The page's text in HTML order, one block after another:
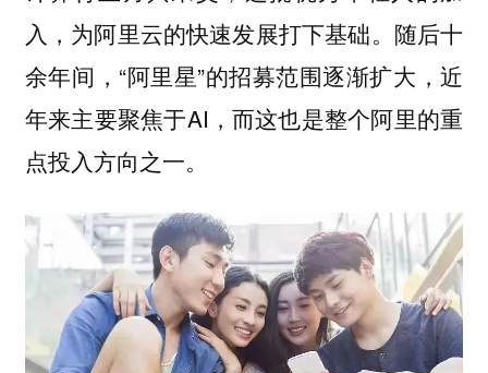
入，为阿里云的快速发展打下基础。随后十
余年间，“阿里星”的招募范围逐渐扩大，近
年来主要聚焦于AI，而这也是整个阿里的重
点投入方向之一。